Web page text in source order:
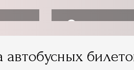
автобусных